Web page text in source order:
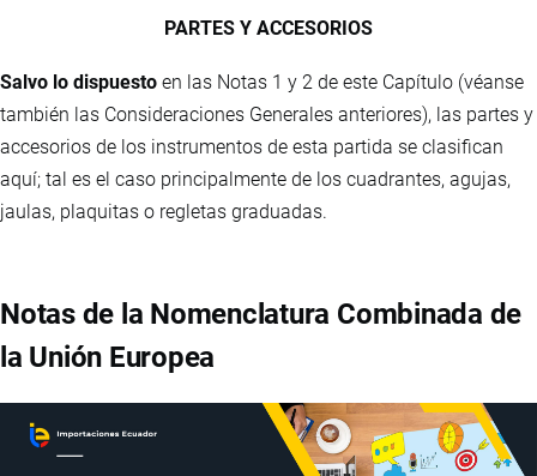
PARTES Y ACCESORIOS
Salvo lo dispuesto en las Notas 1 y 2 de este Capítulo (véanse
también las Consideraciones Generales anteriores), las partes y
accesorios de los instrumentos de esta partida se clasifican
aquí; tal es el caso principalmente de los cuadrantes, agujas,
jaulas, plaquitas o regletas graduadas.
Notas de la Nomenclatura Combinada de
la Unión Europea